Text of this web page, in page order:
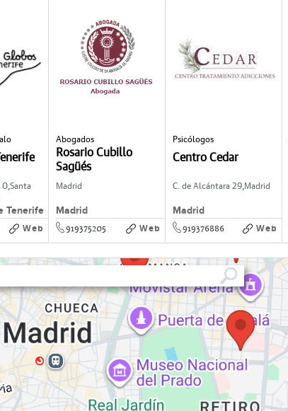
Tenerife
Santa
Web
Abogados
Rosario Cubillo
Sagüés
Madrid
Madrid
919375205 Web
Psicólogos
Centro Cedar
Madrid
C. de Alcántara 29, Madrid
919376886 Web